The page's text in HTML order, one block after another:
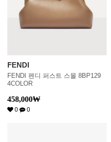
FENDI
FENDI 펜디 퍼스트 스몰 8BP129
4COLOR
458,000₩
0 0